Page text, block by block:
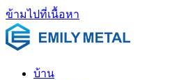
ข้ามไปที่เนื้อหา
บ้าน